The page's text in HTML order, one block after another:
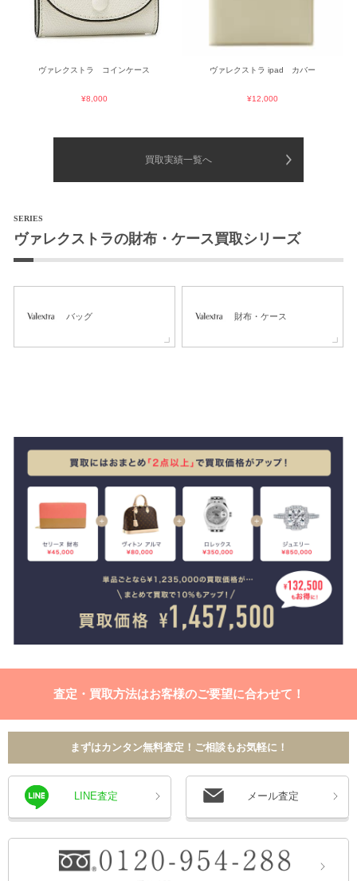
ヴァレクストラ コインケース
¥8,000
ヴァレクストラ ipad カバー
¥12,000
買取実績一覧へ
SERIES
ヴァレクストラの財布・ケース買取シリーズ
バッグ 財布・ケース
査定・買取方法はお客様のご要望に合わせて！
まずはカンタン無料査定！ご相談もお気軽に！
LINE査定 メール査定